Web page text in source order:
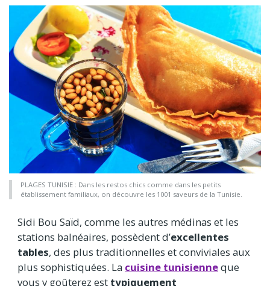
PLAGES TUNISIE : Dans les restos chics comme dans les petits
établissement familiaux, on découvre les 1001 saveurs de la Tunisie.
Sidi Bou Saïd, comme les autres médinas et les
stations balnéaires, possèdent d’excellentes
tables, des plus traditionnelles et conviviales aux
plus sophistiquées. La cuisine tunisienneque
vous y goûterez est typiquement